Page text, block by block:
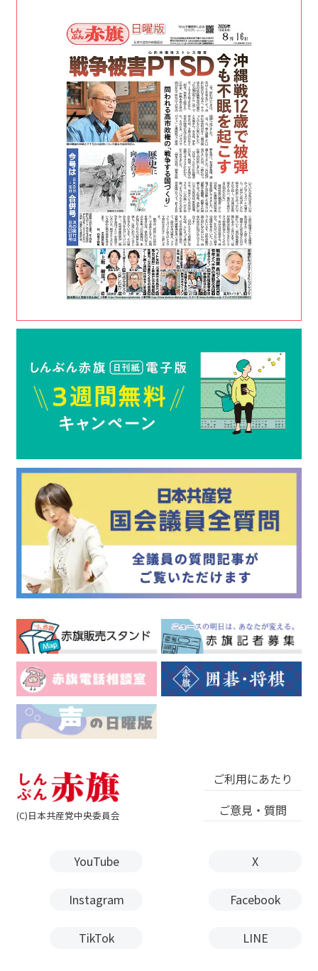
(C)日本共産党中央委員会
ご利用にあたり
ご意見・質問
YouTube X
TikTok
Instagram Facebook
LINE